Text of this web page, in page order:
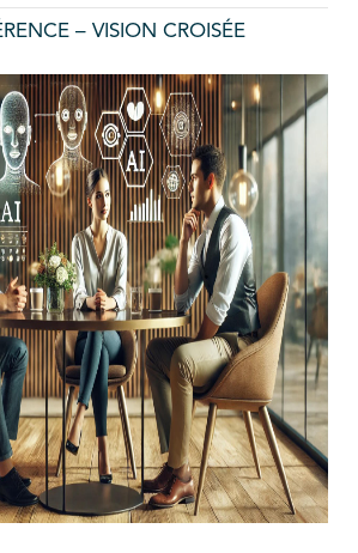
– VISION CROISÉE